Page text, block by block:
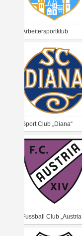
Arbeitersportklub
Kematen an der Ybbs
Sport Club „Diana“
Fussball Club „Austria